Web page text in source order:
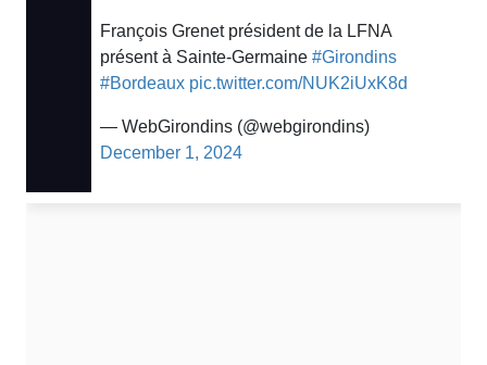
François Grenet président de la LFNA
présent à Sainte-Germaine #Girondins
#Bordeaux pic.twitter.com/NUK2iUxK8d
— WebGirondins (@webgirondins)
December 1, 2024